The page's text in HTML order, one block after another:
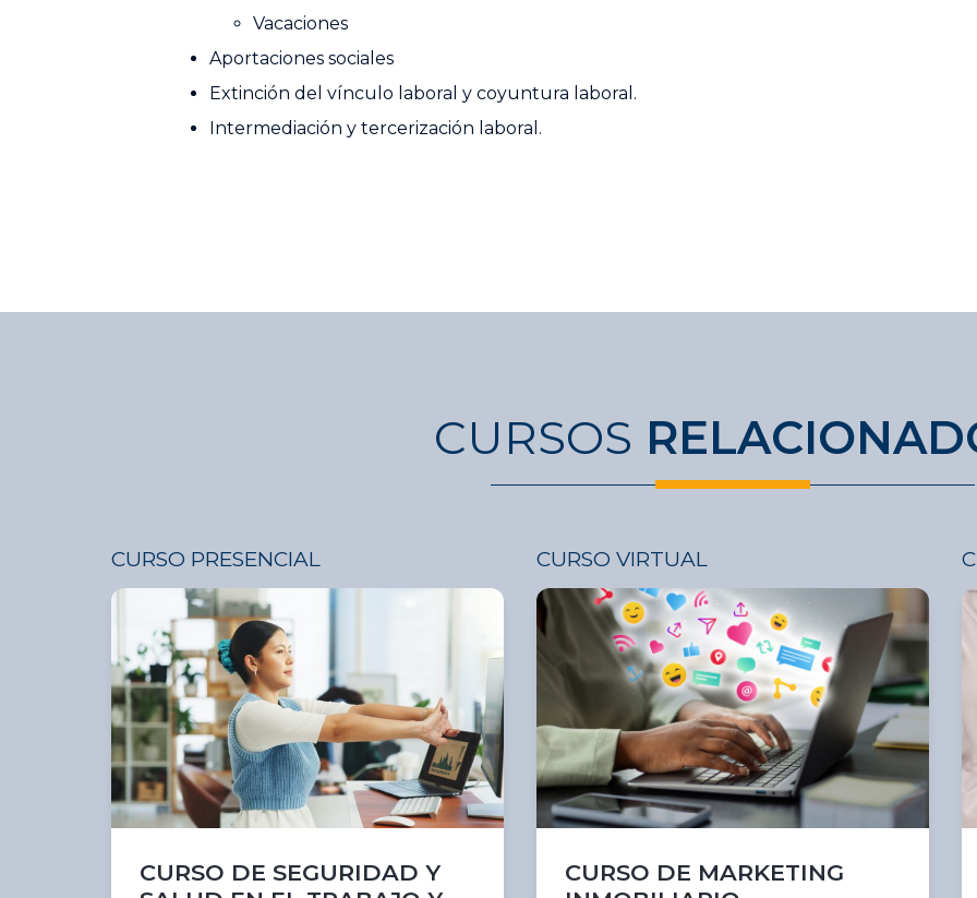
Vacaciones
Aportaciones sociales
Extinción del vínculo laboral y coyuntura laboral.
Intermediación y tercerización laboral.
CURSOS
CURSO PRESENCIAL
CURSO DE SEGURIDAD Y
CURSO VIRTUAL
CURSO DE MARKETING